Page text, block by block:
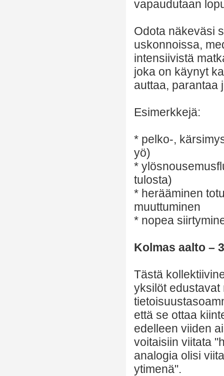
vapaudutaan
Odota näkeväsi
uskonnoissa,
intensiivistä
joka on käynyt
auttaa, parantaa
Esimerkkejä:
* pelko-,
yö)
*
tulosta)
* herääminen
muuttuminen
* nopea
Kolmas aalto –
Tästä
yksilöt
että se ottaa
edelleen viiden
voitaisiin viitata
analogia olisi
ytimenä".